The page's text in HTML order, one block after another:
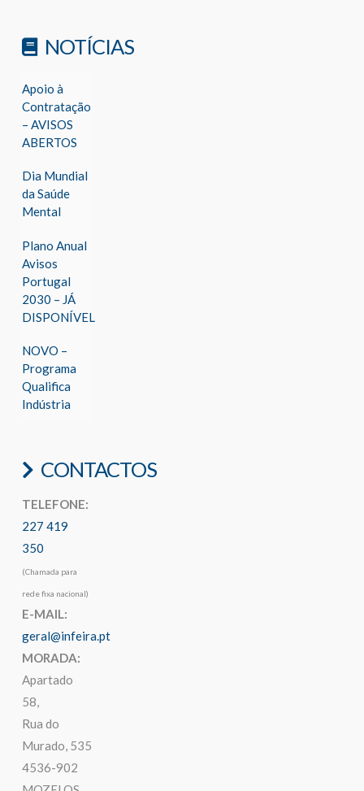
NOTÍCIAS
Apoio à
Contratação
– AVISOS
ABERTOS
Dia Mundial
da Saúde
Mental
Plano Anual
Avisos
Portugal
2030 – JÁ
DISPONÍVEL
NOVO –
Programa
Qualifica
Indústria
CONTACTOS
TELEFONE:
227 419
350
(Chamada para
rede fixa nacional)
E-MAIL:
geral@infeira.pt
MORADA:
Apartado
58,
Rua do
Murado, 535
4536-902